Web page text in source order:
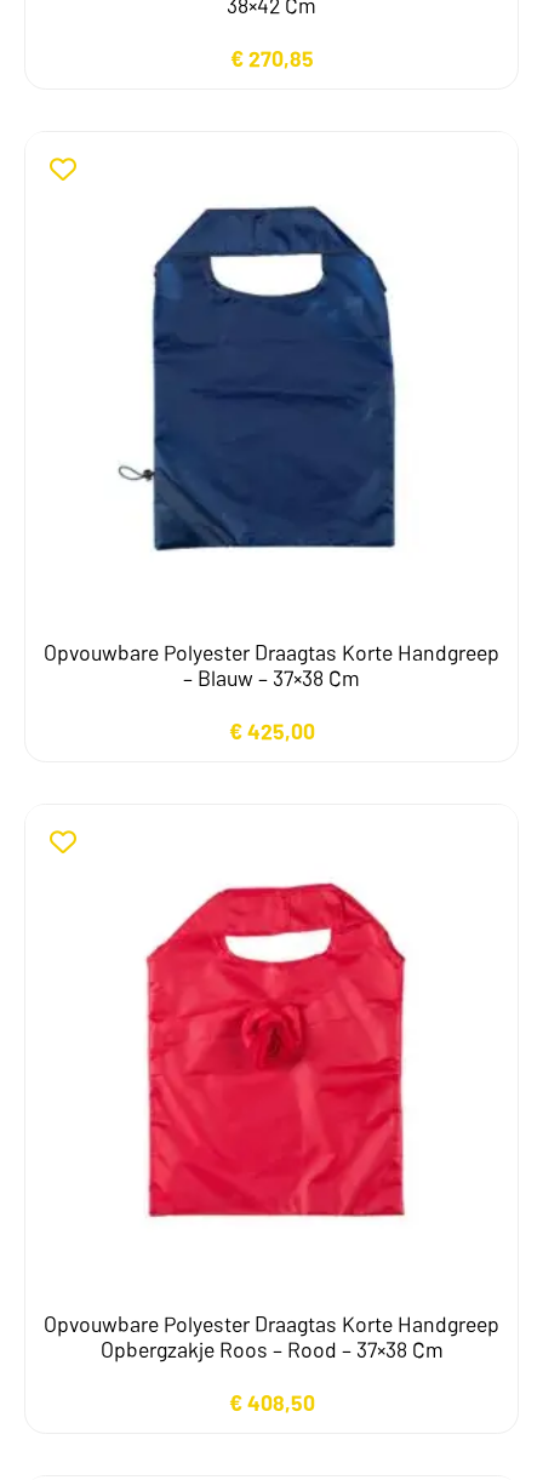
€270,85
Opvouwbare Polyester Draagtas Korte Handgreep
– Blauw – 37×38 Cm
€425,00
Opvouwbare Polyester Draagtas Korte Handgreep
Opbergzakje Roos – Rood – 37×38 Cm
€408,50